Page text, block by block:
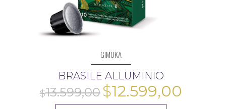
13.599,00
GIMOKA
BRASILE ALLUMINIO
El
$12.599,00